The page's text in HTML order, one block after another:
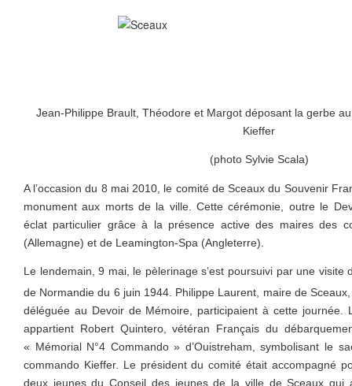
Jean-Philippe Brault, Théodore et Margot déposant la gerbe
Kieffer
(photo Sylvie Scala)
A l’occasion du 8 mai 2010, le comité de Sceaux du Souvenir
monument aux morts de la ville. Cette cérémonie, outre le
éclat particulier grâce à la présence active des maires des
(Allemagne) et de Leamington-Spa (Angleterre).
Le lendemain, 9 mai, le pèlerinage s’est poursuivi par une visite
de Normandie du 6 juin 1944. Philippe Laurent, maire de
déléguée au Devoir de Mémoire, participaient à cette journée.
appartient Robert Quintero, vétéran Français du
« Mémorial N°4 Commando » d’Ouistreham, symbolisant le
commando Kieffer. Le président du comité était accompagné
deux jeunes du Conseil des jeunes de la ville de Sceaux qui